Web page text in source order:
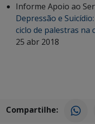
Informe Apoio ao
Depressão e
ciclo de palestras na
25 abr 2018
Compartilhe: